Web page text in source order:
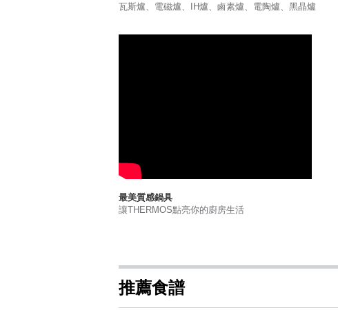
瓦斯爐、電磁爐、IH爐、鹵素爐、電陶爐、黑晶爐
最美質感鍋具
讓THERMOS點亮你的廚房生活
推薦食譜